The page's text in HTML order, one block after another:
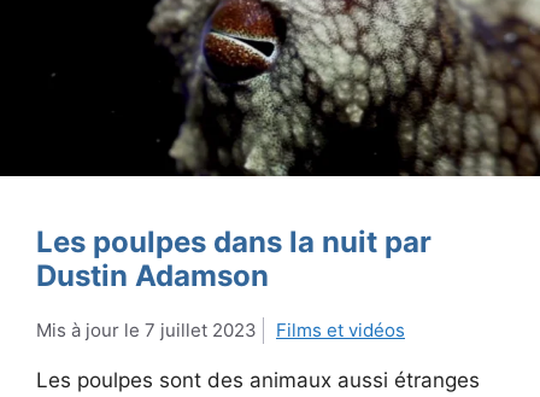
Les poulpes dans la nuit par
Dustin Adamson
7 juillet 2023 Films et vidéos
Les poulpes sont des animaux aussi étranges